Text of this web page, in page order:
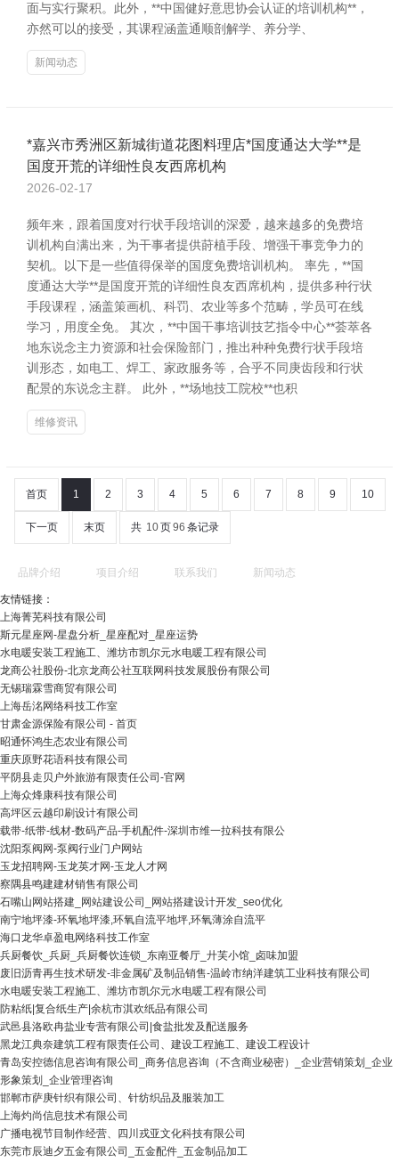
面与实行聚积。此外，**中国健好意思协会认证的培训机构**，
亦然可以的接受，其课程涵盖通顺剖解学、养分学、
新闻动态
*嘉兴市秀洲区新城街道花图料理店*国度通达大学**是
国度开荒的详细性良友西席机构
2026-02-17
频年来，跟着国度对行状手段培训的深爱，越来越多的免费培
训机构自满出来，为干事者提供莳植手段、增强干事竞争力的
契机。以下是一些值得保举的国度免费培训机构。 率先，**国
度通达大学**是国度开荒的详细性良友西席机构，提供多种行状
手段课程，涵盖策画机、科罚、农业等多个范畴，学员可在线
学习，用度全免。 其次，**中国干事培训技艺指令中心**荟萃各
地东说念主力资源和社会保险部门，推出种种免费行状手段培
训形态，如电工、焊工、家政服务等，合乎不同庚齿段和行状
配景的东说念主群。 此外，**场地技工院校**也积
维修资讯
首页 1 2 3 4 5 6 7 8 9 10
下一页 末页 共 10页96 条记录
品牌介绍 项目介绍 联系我们 新闻动态
友情链接：
上海菁芜科技有限公司
斯元星座网-星盘分析_星座配对_星座运势
水电暖安装工程施工、潍坊市凯尔元水电暖工程有限公司
龙商公社股份-北京龙商公社互联网科技发展股份有限公司
无锡瑞霖雪商贸有限公司
上海岳洺网络科技工作室
甘肃金源保险有限公司 - 首页
昭通怀鸿生态农业有限公司
重庆原野花语科技有限公司
平阴县走贝户外旅游有限责任公司-官网
上海众烽康科技有限公司
高坪区云越印刷设计有限公司
载带-纸带-线材-数码产品-手机配件-深圳市维一拉科技有限公
沈阳泵阀网-泵阀行业门户网站
玉龙招聘网-玉龙英才网-玉龙人才网
察隅县鸣建建材销售有限公司
石嘴山网站搭建_网站建设公司_网站搭建设计开发_seo优化
南宁地坪漆-环氧地坪漆,环氧自流平地坪,环氧薄涂自流平
海口龙华卓盈电网络科技工作室
兵厨餐饮_兵厨_兵厨餐饮连锁_东南亚餐厅_廾芙小馆_卤味加盟
废旧沥青再生技术研发-非金属矿及制品销售-温岭市纳洋建筑工业科技有限公司
水电暖安装工程施工、潍坊市凯尔元水电暖工程有限公司
防粘纸|复合纸生产|余杭市淇欢纸品有限公司
武邑县洛欧冉盐业专营有限公司|食盐批发及配送服务
黑龙江典奈建筑工程有限责任公司、建设工程施工、建设工程设计
青岛安控德信息咨询有限公司_商务信息咨询（不含商业秘密）_企业营销策划_企业
形象策划_企业管理咨询
邯郸市萨庚针织有限公司、针纺织品及服装加工
上海灼尚信息技术有限公司
广播电视节目制作经营、四川戎亚文化科技有限公司
东莞市辰迪夕五金有限公司_五金配件_五金制品加工